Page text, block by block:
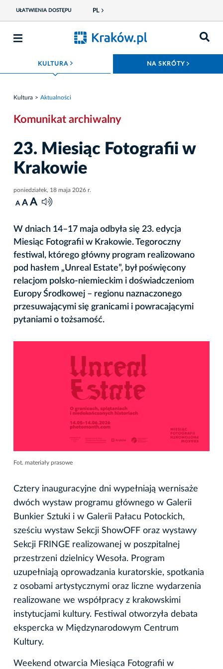
UŁATWIENIA DOSTĘPU PL
KULTURA ROZWIŃ MENU NA SKRÓTY
Kultura Aktualności
Komunikat archiwalny
23. Miesiąc Fotografii w
Krakowie
poniedziałek, 18 maja 2026 r.
A A A
W dniach 14–17 maja odbyła się 23. edycja
Miesiąc Fotografii w Krakowie. Tegoroczny
festiwal, którego główny program realizowano
pod hasłem „Unreal Estate”, był poświęcony
relacjom polsko-niemieckim i doświadczeniom
Europy Środkowej – regionu naznaczonego
przesuwającymi się granicami i powracającymi
pytaniami o tożsamość.
Fot. materiały prasowe
Cztery inauguracyjne dni wypełniają wernisaże
dwóch wystaw programu głównego w Galerii
Bunkier Sztuki i w Galerii Pałacu Potockich,
sześciu wystaw Sekcji ShowOFF oraz wystawy
Sekcji FRINGE realizowanej w poszpitalnej
przestrzeni dzielnicy Wesoła. Program
uzupełniają oprowadzania kuratorskie, spotkania
z osobami artystycznymi oraz liczne wydarzenia
realizowane we współpracy z krakowskimi
instytucjami kultury. Festiwal otworzyła debata
ekspercka w Międzynarodowym Centrum
Kultury.
Weekend otwarcia Miesiąca Fotografii w